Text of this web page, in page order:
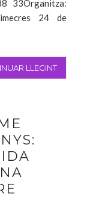
33Organitza:
24 de
LLEGINT